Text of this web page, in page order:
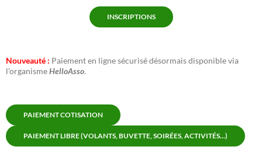
INSCRIPTIONS
Nouveauté : Paiement en ligne sécurisé désormais disponible via
l’organismeHelloAsso.
PAIEMENT COTISATION
PAIEMENT LIBRE (VOLANTS, BUVETTE, SOIRÉES, ACTIVITÉS...)